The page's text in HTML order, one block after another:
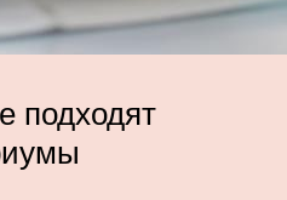
подходят